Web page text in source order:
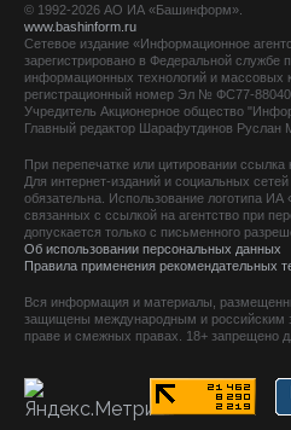
© 1992-2026 АО ИА «Башинформ».
www.bashinform.ru
Сетевое издание «Информационное
зарегистрировано в Федеральной службе
информационных технологий и массовых
регистрационный номер Эл № ФС77-88040
Учредитель Акционерное общество
Главный редактор Шарафутдинов Руслан
При перепечатке или цитировании
Для интернет-изданий и социальных
обязательна. Использование логотипа
связанных с ссылкой на агентство при
допускается только с письменного
Об использовании персональных данных
Правила применения рекомендательных
Вся информация и материалы,
защищены международным и российским
праве и смежных правах. 18+ запрещено